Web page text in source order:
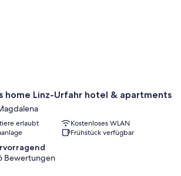
home Linz-Urfahr hotel & apartments
erlaubt
Kostenloses WLAN
Frühstück verfügbar
Bewertungen